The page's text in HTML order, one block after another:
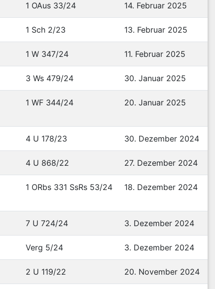
1 OAus 33/24 14. Februar 2025
1 Sch 2/23 13. Februar 2025
1 W 347/24 11. Februar 2025
3 Ws 479/24 30. Januar 2025
1 WF 344/24 20. Januar 2025
4 U 178/23 30. Dezember 2024
4 U 868/22 27. Dezember 2024
1 ORbs 331 SsRs 53/24 18. Dezember 2024
7 U 724/24 3. Dezember 2024
Verg 5/24 3. Dezember 2024
2 U 119/22 20. November 2024